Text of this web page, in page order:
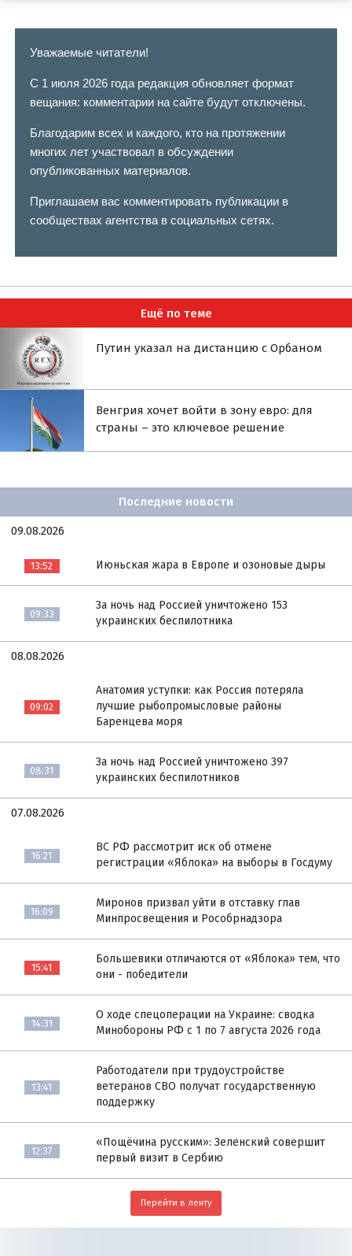
Уважаемые читатели!
С 1 июля 2026 года редакция обновляет формат
вещания: комментарии на сайте будут отключены.
Благодарим всех и каждого, кто на протяжении
многих лет участвовал в обсуждении
опубликованных материалов.
Приглашаем вас комментировать публикации в
сообществах агентства в социальных сетях.
Ещё по теме
Путин указал на дистанцию с Орбаном
Венгрия хочет войти в зону евро: для
страны – это ключевое решение
Последние новости
09.08.2026
13:52 Июньская жара в Европе и озоновые дыры
09:33
За ночь над Россией уничтожено 153
украинских беспилотника
08.08.2026
09:02
Анатомия уступки: как Россия потеряла
лучшие рыбопромысловые районы
Баренцева моря
08:31
За ночь над Россией уничтожено 397
украинских беспилотников
07.08.2026
16:21
ВС РФ рассмотрит иск об отмене
регистрации «Яблока» на выборы в Госдуму
16:09
Миронов призвал уйти в отставку глав
Минпросвещения и Рособрнадзора
15:41
Большевики отличаются от «Яблока» тем, что
они - победители
14:31
О ходе спецоперации на Украине: сводка
Минобороны РФ с 1 по 7 августа 2026 года
13:41
Работодатели при трудоустройстве
ветеранов СВО получат государственную
поддержку
12:37
«Пощёчина русским»: Зеленский совершит
первый визит в Сербию
Перейти в ленту